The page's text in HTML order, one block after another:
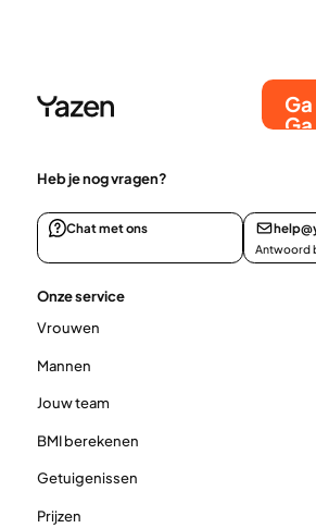
Heb je nog vragen?
Chat met ons
Antwoord
Onze service
Vrouwen
Mannen
Jouw team
BMI berekenen
Getuigenissen
Prijzen